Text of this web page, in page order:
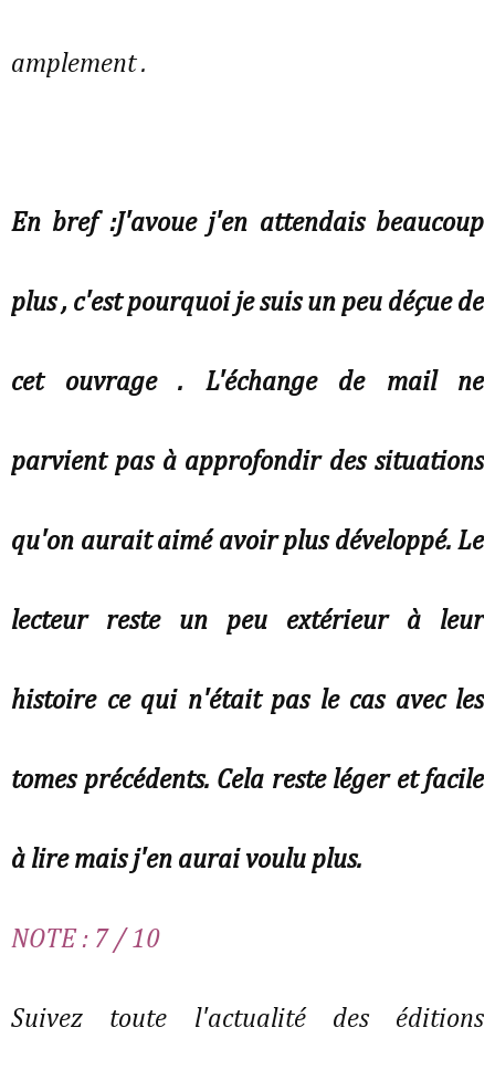
amplement .
En bref :J'avoue j'en attendais beaucoup
plus , c'est pourquoi je suis un peu déçue de
cet ouvrage . L'échange de mail ne
parvient pas à approfondir des situations
qu'on aurait aimé avoir plus développé. Le
lecteur reste un peu extérieur à leur
histoire ce qui n'était pas le cas avec les
tomes précédents. Cela reste léger et facile
à lire mais j'en aurai voulu plus.
NOTE : 7 / 10
Suivez toute l'actualité des éditions